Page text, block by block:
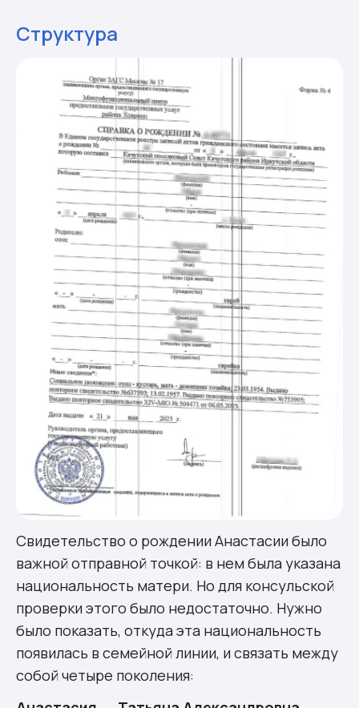
Структура
Свидетельство о рождении Анастасии было
важной отправной точкой: в нем была указана
национальность матери. Но для консульской
проверки этого было недостаточно. Нужно
было показать, откуда эта национальность
появилась в семейной линии, и связать между
собой четыре поколения: